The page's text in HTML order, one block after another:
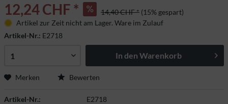
12,24 CHF * 14,40 CHF * (15% gespart)
Artikel zur Zeit nicht am Lager. Ware im Zulauf
Artikel-Nr.: E2718
In den Warenkorb
Merken Bewerten
Artikel-Nr.: E2718